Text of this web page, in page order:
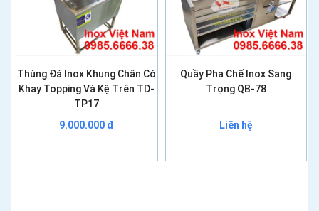
Thùng Đá Inox Khung Chân Có
Khay Topping Và Kệ Trên TD-
TP17
9.000.000 đ
Quầy Pha Chế Inox Sang
Trọng QB-78
Liên hệ